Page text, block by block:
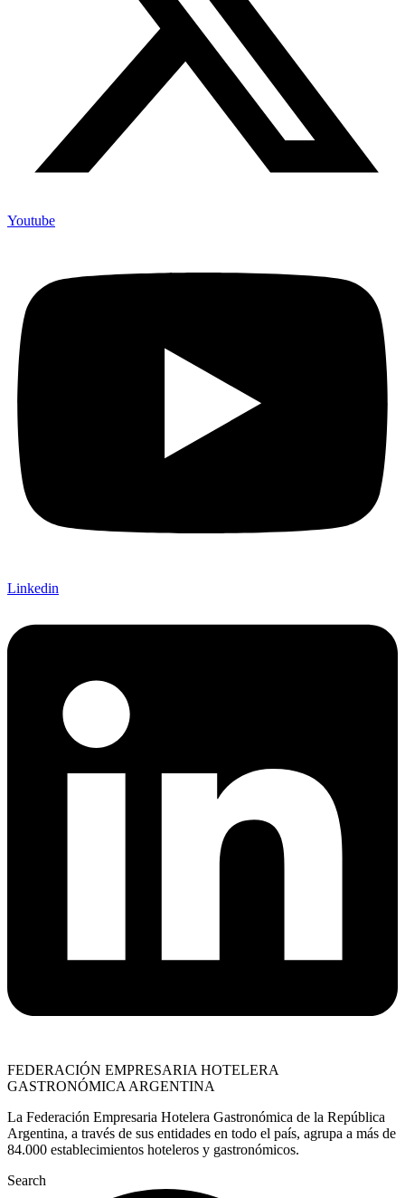
Youtube
Linkedin
FEDERACIÓN EMPRESARIA HOTELERA
GASTRONÓMICA ARGENTINA
La Federación Empresaria Hotelera Gastronómica de la República
Argentina, a través de sus entidades en todo el país, agrupa a más de
84.000 establecimientos hoteleros y gastronómicos.
Search